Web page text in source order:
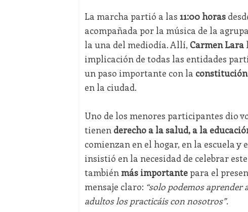
La marcha partió a las 11:00 horas
acompañada por la música de la
la una del mediodía. Allí, Carmen Lara
implicación de todas las entidades
un paso importante con la constitución
en la ciudad.
Uno de los menores participantes dio
tienen derecho a la salud, a la
comienzan en el hogar, en la escuela
insistió en la necesidad de celebrar
también más importantepara el
mensaje claro: “solo podemos aprender
adultos los practicáis con nosotros”.